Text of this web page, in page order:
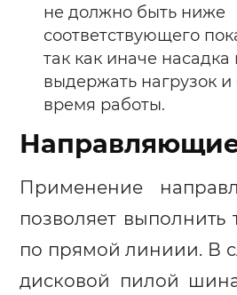
не должно быть ниже
соответствующего
так как иначе
выдержать нагрузок и
время работы.
Применение
позволяет выполнить
по прямой линиии. В
дисковой пилой